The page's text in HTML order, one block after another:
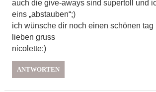
auch die give-aways sind supertoll und
eins „abstauben“;)
ich wünsche dir noch einen schönen tag
lieben gruss
nicolette:)
ANTWORTEN